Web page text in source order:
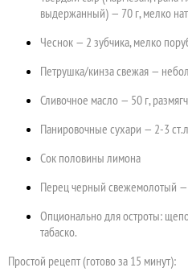
выдержанный) — 70 г, мелко
Чеснок — 2 зубчика, мелко
Петрушка/кинза свежая —
Сливочное масло — 50 г,
Панировочные сухари — 2-3
Сок половины лимона
Перец черный свежемолотый —
Опционально для остроты:
табаско.
Простой рецепт (готово за 15 минут):